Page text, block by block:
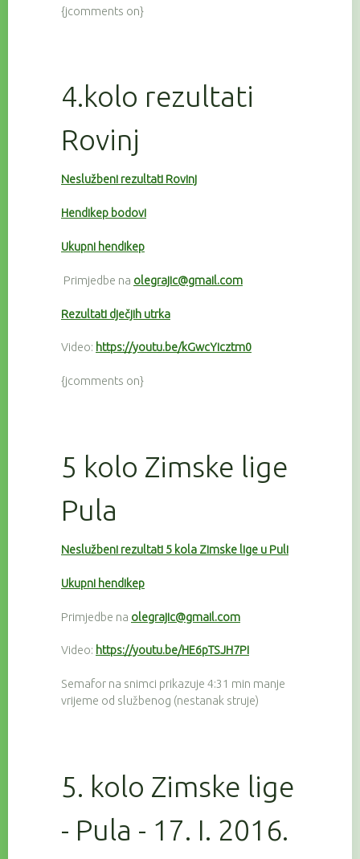
{jcomments on}
4.kolo rezultati
Rovinj
Neslužbeni rezultati Rovinj
Hendikep bodovi
Ukupni hendikep
Primjedbe na olegrajic@gmail.com
Rezultati dječjih utrka
Video: https://youtu.be/kGwcYicztm0
{jcomments on}
5 kolo Zimske lige
Pula
Neslužbeni rezultati 5 kola Zimske lige u Puli
Ukupni hendikep
Primjedbe na olegrajic@gmail.com
Video: https://youtu.be/HE6pTSJH7PI
Semafor na snimci prikazuje 4:31 min manje
vrijeme od službenog (nestanak struje)
5. kolo Zimske lige
- Pula - 17. I. 2016.